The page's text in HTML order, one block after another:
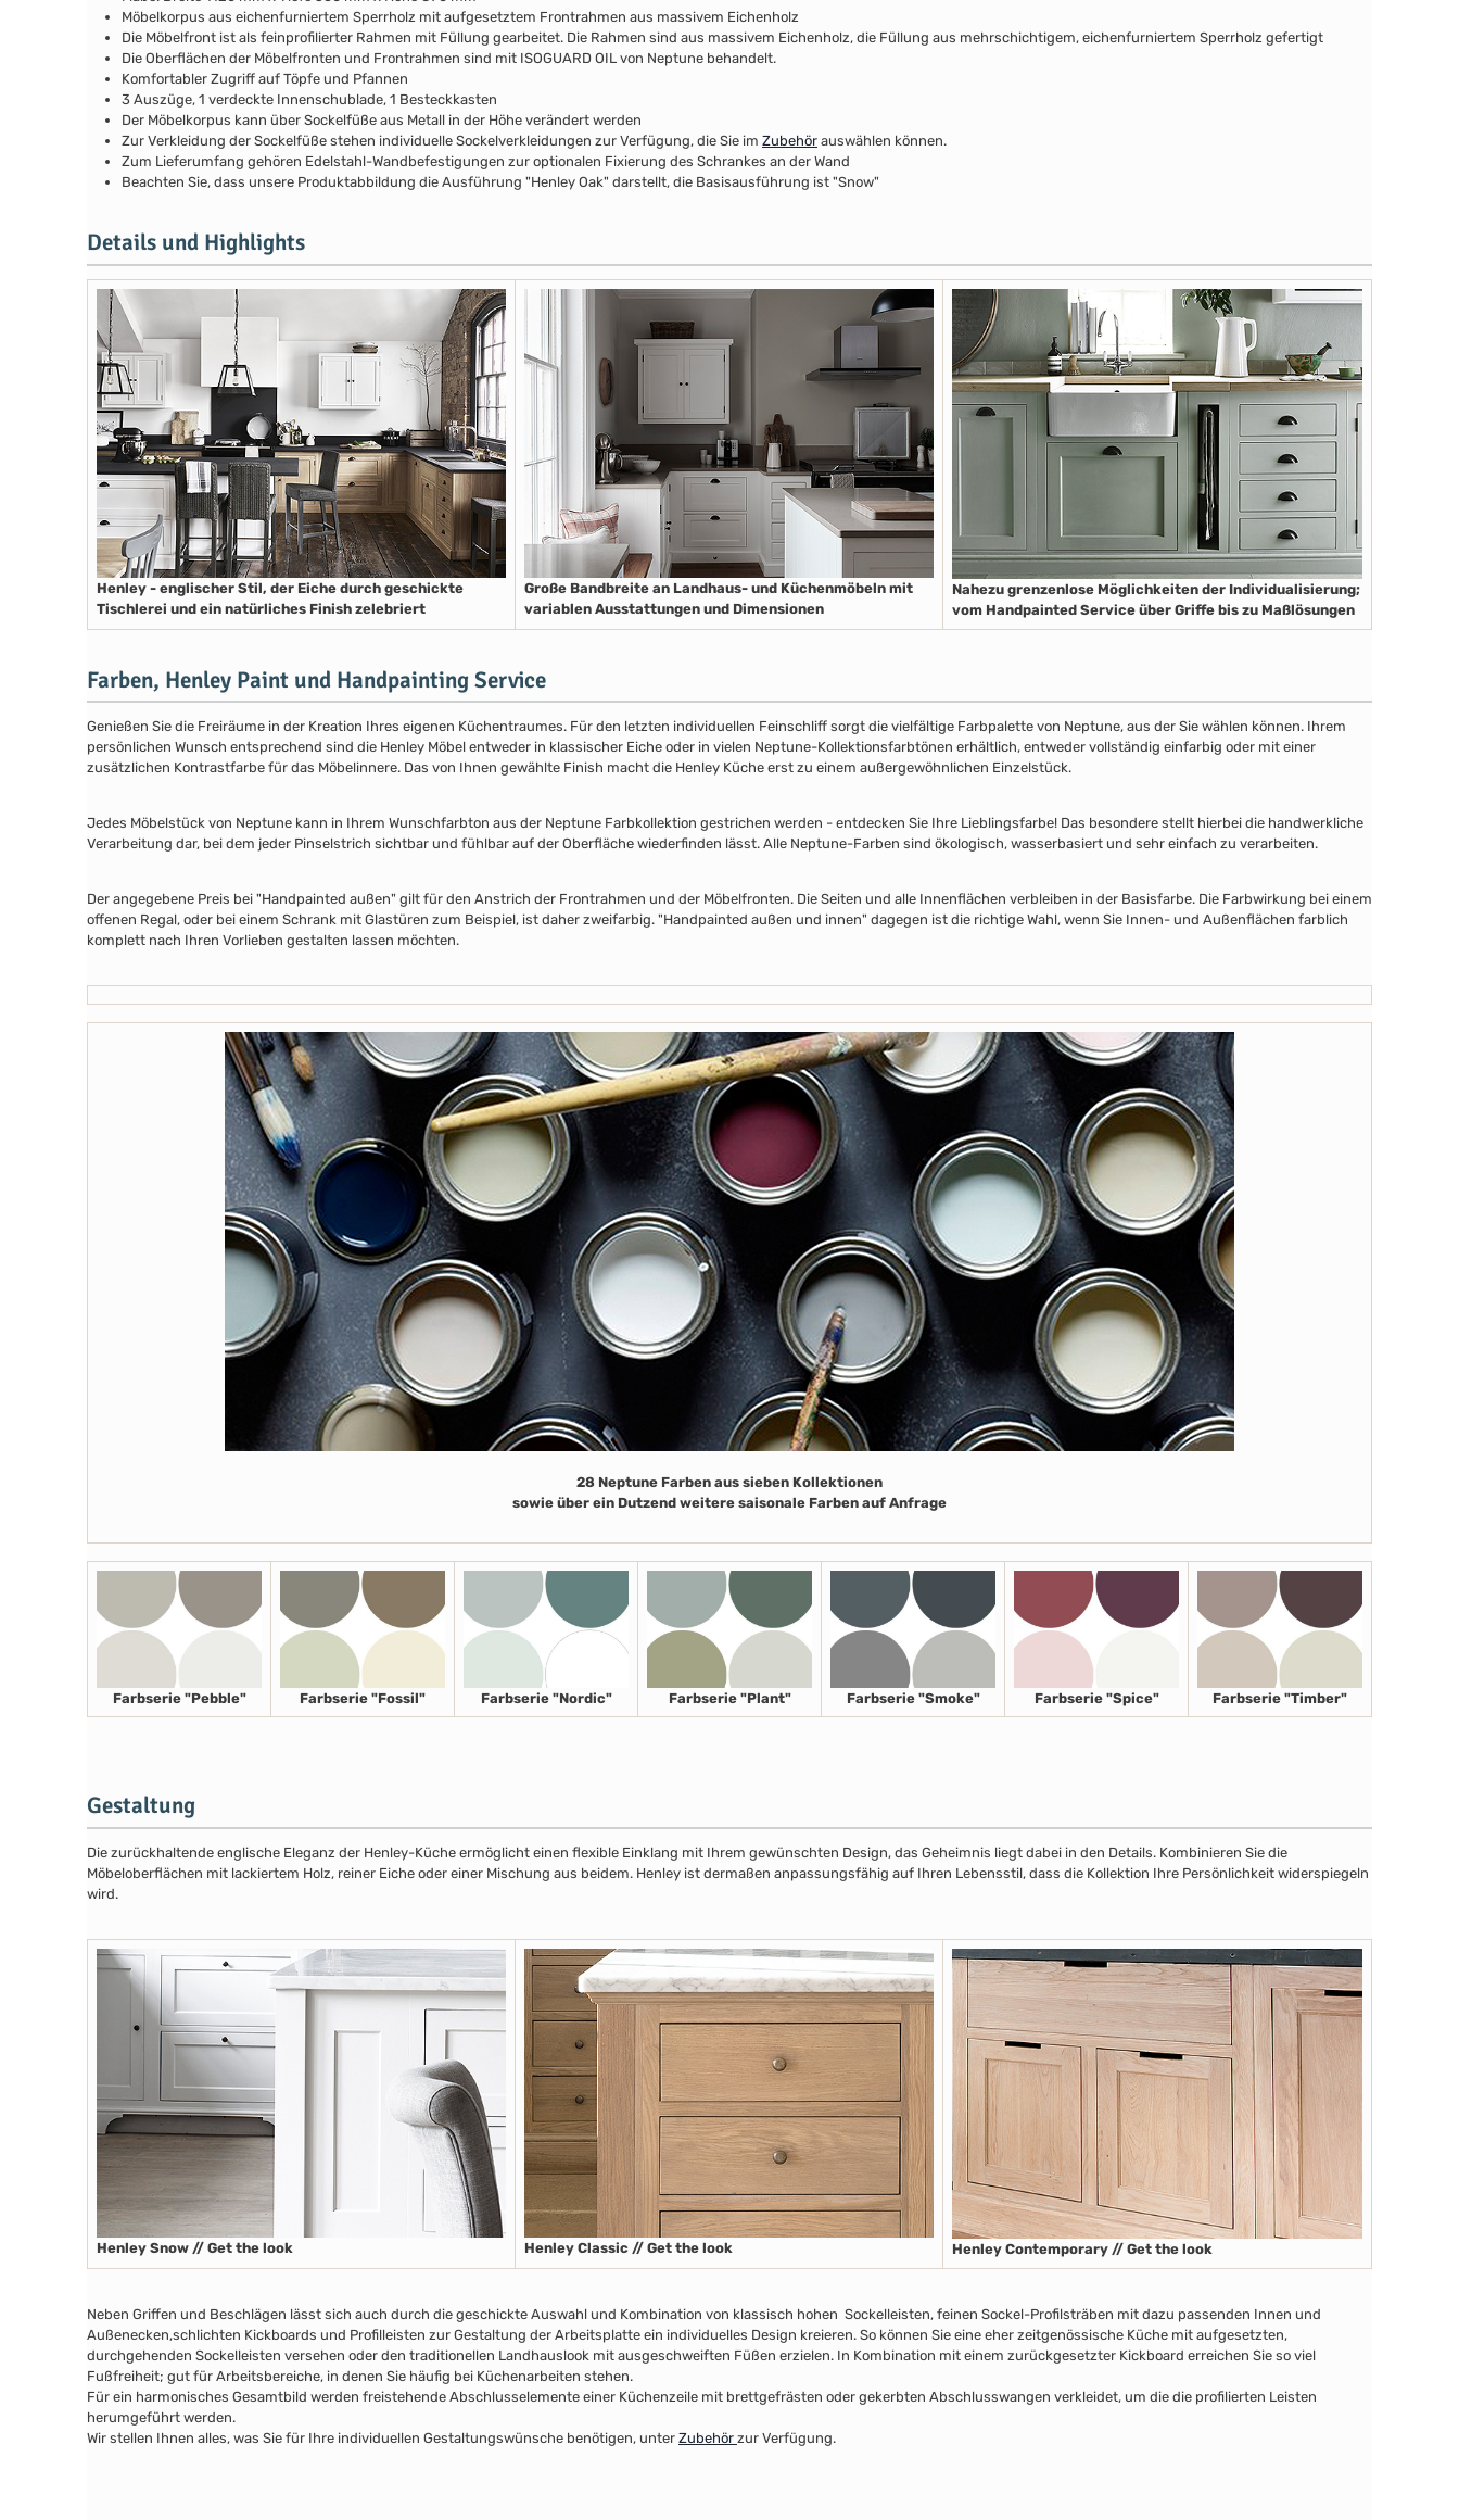
Möbelkorpus aus eichenfurniertem Sperrholz mit aufgesetztem Frontrahmen aus massivem Eichenholz
Die Möbelfront ist als feinprofilierter Rahmen mit Füllung gearbeitet. Die Rahmen sind aus massivem Eichenholz, die Füllung aus mehrschichtigem, eichenfurniertem Sperrholz gefertigt
Die Oberflächen der Möbelfronten und Frontrahmen sind mit ISOGUARD OIL von Neptune behandelt.
Komfortabler Zugriff auf Töpfe und Pfannen
3 Auszüge, 1 verdeckte Innenschublade, 1 Besteckkasten
Der Möbelkorpus kann über Sockelfüße aus Metall in der Höhe verändert werden
Zur Verkleidung der Sockelfüße stehen individuelle Sockelverkleidungen zur Verfügung, die Sie im Zubehör auswählen können.
Zum Lieferumfang gehören Edelstahl-Wandbefestigungen zur optionalen Fixierung des Schrankes an der Wand
Beachten Sie, dass unsere Produktabbildung die Ausführung "Henley Oak" darstellt, die Basisausführung ist "Snow"
Details und Highlights
Henley - englischer Stil, der Eiche durch geschickte
Tischlerei und ein natürliches Finish zelebriert
Große Bandbreite an Landhaus- und Küchenmöbeln mit
variablen Ausstattungen und Dimensionen
Nahezu grenzenlose Möglichkeiten der Individualisierung;
vom Handpainted Service über Griffe bis zu Maßlösungen
Farben, Henley Paint und Handpainting Service
Genießen Sie die Freiräume in der Kreation Ihres eigenen Küchentraumes. Für den letzten individuellen Feinschliff sorgt die vielfältige Farbpalette von Neptune, aus der Sie wählen können. Ihrem
persönlichen Wunsch entsprechend sind die Henley Möbel entweder in klassischer Eiche oder in vielen Neptune-Kollektionsfarbtönen erhältlich, entweder vollständig einfarbig oder mit einer
zusätzlichen Kontrastfarbe für das Möbelinnere. Das von Ihnen gewählte Finish macht die Henley Küche erst zu einem außergewöhnlichen Einzelstück.
Jedes Möbelstück von Neptune kann in Ihrem Wunschfarbton aus der Neptune Farbkollektion gestrichen werden - entdecken Sie Ihre Lieblingsfarbe! Das besondere stellt hierbei die handwerkliche
Verarbeitung dar, bei dem jeder Pinselstrich sichtbar und fühlbar auf der Oberfläche wiederfinden lässt. Alle Neptune-Farben sind ökologisch, wasserbasiert und sehr einfach zu verarbeiten.
Der angegebene Preis bei "Handpainted außen" gilt für den Anstrich der Frontrahmen und der Möbelfronten. Die Seiten und alle Innenflächen verbleiben in der Basisfarbe. Die Farbwirkung bei einem
offenen Regal, oder bei einem Schrank mit Glastüren zum Beispiel, ist daher zweifarbig. "Handpainted außen und innen" dagegen ist die richtige Wahl, wenn Sie Innen- und Außenflächen farblich
komplett nach Ihren Vorlieben gestalten lassen möchten.
28 Neptune Farben aus sieben Kollektionen
sowie über ein Dutzend weitere saisonale Farben auf Anfrage
Farbserie "Pebble" Farbserie "Fossil" Farbserie "Nordic" Farbserie "Plant" Farbserie "Smoke" Farbserie "Spice" Farbserie "Timber"
Gestaltung
Die zurückhaltende englische Eleganz der Henley-Küche ermöglicht einen flexible Einklang mit Ihrem gewünschten Design, das Geheimnis liegt dabei in den Details. Kombinieren Sie die
Möbeloberflächen mit lackiertem Holz, reiner Eiche oder einer Mischung aus beidem. Henley ist dermaßen anpassungsfähig auf Ihren Lebensstil, dass die Kollektion Ihre Persönlichkeit widerspiegeln
wird.
Henley Snow // Get the look Henley Classic // Get the look Henley Contemporary // Get the look
Neben Griffen und Beschlägen lässt sich auch durch die geschickte Auswahl und Kombination von klassisch hohen Sockelleisten, feinen Sockel-Profilsträben mit dazu passenden Innen und
Außenecken,schlichten Kickboards und Profilleisten zur Gestaltung der Arbeitsplatte ein individuelles Design kreieren. So können Sie eine eher zeitgenössische Küche mit aufgesetzten,
durchgehenden Sockelleisten versehen oder den traditionellen Landhauslook mit ausgeschweiften Füßen erzielen. In Kombination mit einem zurückgesetzter Kickboard erreichen Sie so viel
Fußfreiheit; gut für Arbeitsbereiche, in denen Sie häufig bei Küchenarbeiten stehen.
Für ein harmonisches Gesamtbild werden freistehende Abschlusselemente einer Küchenzeile mit brettgefrästen oder gekerbten Abschlusswangen verkleidet, um die die profilierten Leisten
herumgeführt werden.
Wir stellen Ihnen alles, was Sie für Ihre individuellen Gestaltungswünsche benötigen, unter Zubehör zur Verfügung.